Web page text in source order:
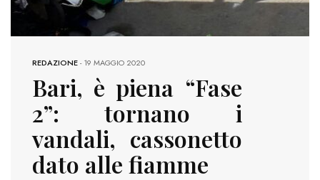
REDAZIONE-19 MAGGIO 2020
Bari, è piena “Fase
2”: tornano i
vandali, cassonetto
dato alle fiamme